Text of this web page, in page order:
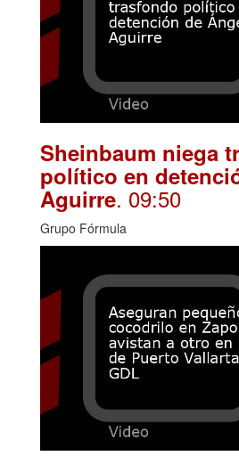
Sheinbaum niega
político en
Aguirre. 09:50
Grupo Fórmula